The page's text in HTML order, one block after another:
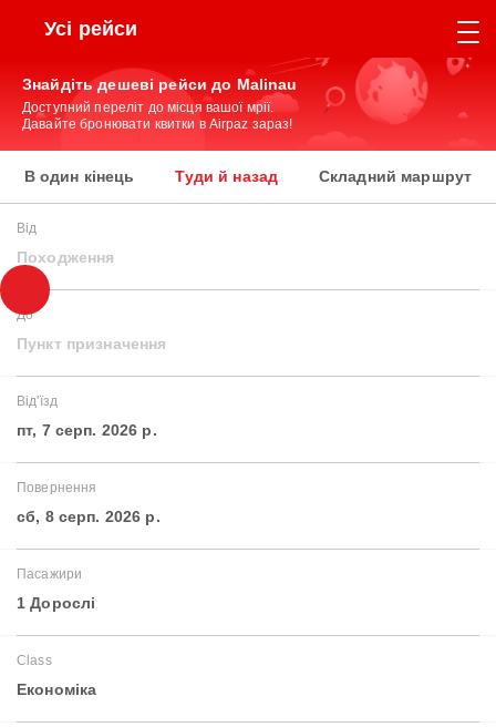
Усі рейси
Знайдіть дешеві рейси до Malinau
Доступний переліт до місця вашої мрії.
Давайте бронювати квитки в Airpaz зараз!
В один кінець Туди й назад Складний маршрут
Від
Походження
До
Пункт призначення
Від'їзд
пт, 7 серп. 2026 р.
Повернення
сб, 8 серп. 2026 р.
Пасажири
1 Дорослі
Class
Економіка